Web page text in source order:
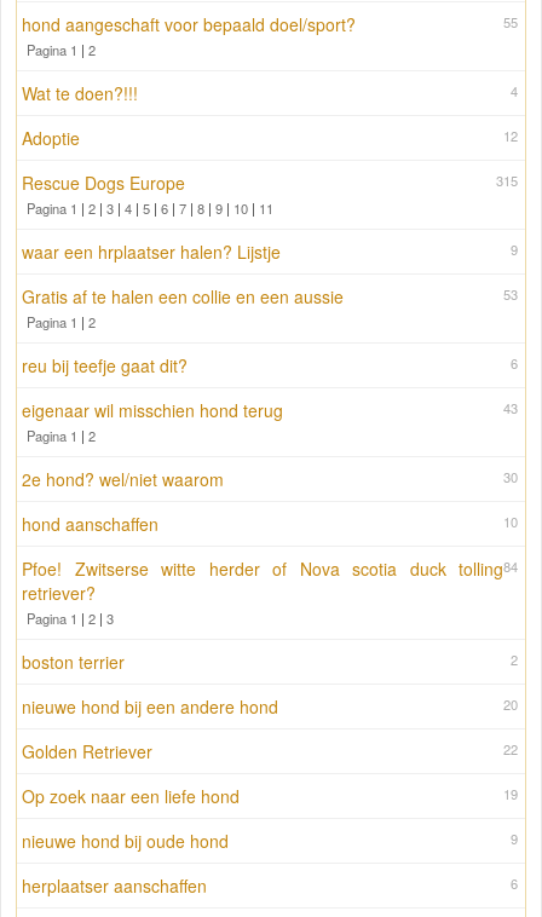
55
hond aangeschaft voor bepaald doel/sport?
Pagina 1 | 2
4
Wat te doen?!!!
12
Adoptie
315
Rescue Dogs Europe
Pagina 1 | 2 | 3 | 4 | 5 | 6 | 7 | 8 | 9 | 10 | 11
9
waar een hrplaatser halen? Lijstje
53
Gratis af te halen een collie en een aussie
Pagina 1 | 2
6
reu bij teefje gaat dit?
43
eigenaar wil misschien hond terug
Pagina 1 | 2
30
2e hond? wel/niet waarom
10
hond aanschaffen
84
Pfoe! Zwitserse witte herder of Nova scotia duck tolling
retriever?
Pagina 1 | 2 | 3
2
boston terrier
20
nieuwe hond bij een andere hond
22
Golden Retriever
19
Op zoek naar een liefe hond
9
nieuwe hond bij oude hond
6
herplaatser aanschaffen